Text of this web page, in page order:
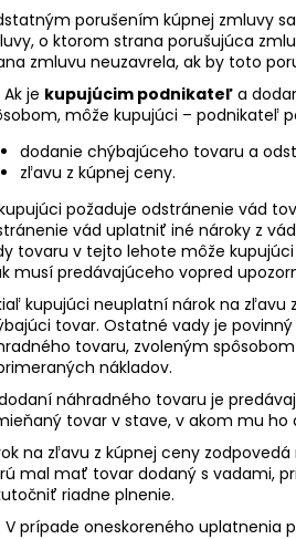
porušením kúpnej zmluvy
o ktorom strana porušujúca
zmluvu neuzavrela, ak by toto
Ak je kupujúcim podnikateľ a
môže kupujúci – podnikateľ
dodanie chýbajúceho tovaru a
zľavu z kúpnej ceny.
požaduje odstránenie vád
vád uplatniť iné nároky z
tovaru v tejto lehote môže
musí predávajúceho vopred
kupujúci neuplatní nárok na
tovar. Ostatné vady je
tovaru, zvoleným
nákladov.
náhradného tovaru je
tovar v stave, v akom mu ho
na zľavu z kúpnej ceny
mal mať tovar dodaný s vadami,
riadne plnenie.
V prípade oneskoreného uplatnenia